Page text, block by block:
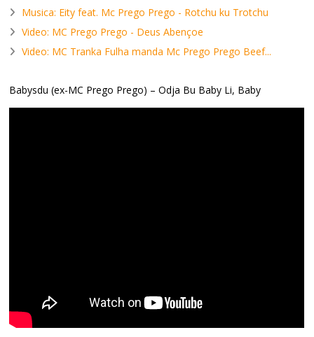
Musica: Eity feat. Mc Prego Prego - Rotchu ku Trotchu
Video: MC Prego Prego - Deus Abençoe
Video: MC Tranka Fulha manda Mc Prego Prego Beef...
Babysdu (ex-MC Prego Prego) – Odja Bu Baby Li, Baby